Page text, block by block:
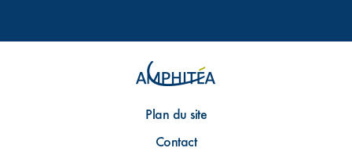
Plan du site
Contact